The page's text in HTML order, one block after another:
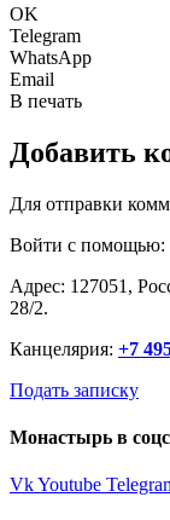
OK
Telegram
WhatsApp
Email
В печать
Добавить
Для отправки
Войти с помощью:
Адрес: 127051,
28/2.
Канцелярия: +7
Подать записку
Монастырь в
VkYoutube